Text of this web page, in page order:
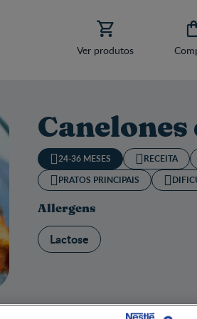

Ver produtos
Canelones
24-36 MESES RECEITA
PRATOS PRINCIPAIS
Allergens
Lactose